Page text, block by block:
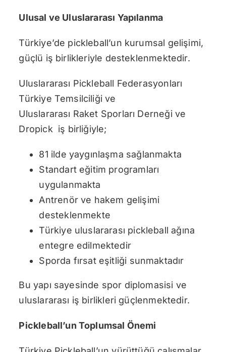
Ulusal ve Uluslararası Yapılanma
Türkiye’de pickleball’un kurumsal gelişimi,
güçlü iş birlikleriyle desteklenmektedir.
Uluslararası Pickleball Federasyonları
Türkiye Temsilciliği ve
Uluslararası Raket Sporları Derneği ve
Dropick iş birliğiyle;
81 ilde yaygınlaşma sağlanmakta
Standart eğitim programları
uygulanmakta
Antrenör ve hakem gelişimi
desteklenmekte
Türkiye uluslararası pickleball ağına
entegre edilmektedir
Sporda fırsat eşitliği sunmaktadır
Bu yapı sayesinde spor diplomasisi ve
uluslararası iş birlikleri güçlenmektedir.
Pickleball’un Toplumsal Önemi